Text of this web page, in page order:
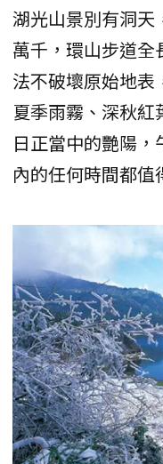
湖光山景別有洞天
萬千，環山步道全
法不破壞原始地表
夏季雨霧、深秋
日正當中的艷陽
內的任何時間都值